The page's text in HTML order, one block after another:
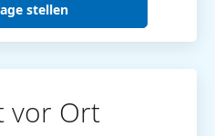
stellen
vor Ort